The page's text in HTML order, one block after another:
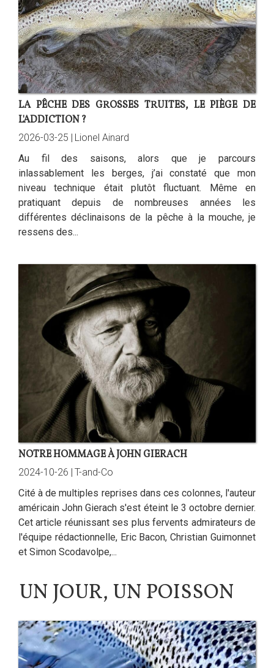
LA PÊCHE DES GROSSES TRUITES, LE PIÈGE DE
L'ADDICTION ?
2026-03-25 |
Lionel Ainard
Au fil des saisons, alors que je parcours
inlassablement les berges, j’ai constaté que mon
niveau technique était plutôt fluctuant. Même en
pratiquant depuis de nombreuses années les
différentes déclinaisons de la pêche à la mouche, je
ressens des...
NOTRE HOMMAGE À JOHN GIERACH
2024-10-26 | T-and-Co
Cité à de multiples reprises dans ces colonnes, l'auteur
américain John Gierach s'est éteint le 3 octobre dernier.
Cet article réunissant ses plus fervents admirateurs de
l'équipe rédactionnelle, Eric Bacon, Christian Guimonnet
et Simon Scodavolpe,...
UN JOUR, UN POISSON